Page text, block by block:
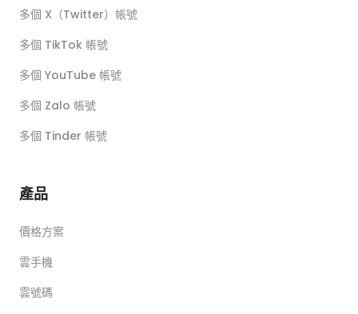
多個 X（Twitter）帳號
多個 TikTok 帳號
多個 YouTube 帳號
多個 Zalo 帳號
多個 Tinder 帳號
產品
價格方案
雲手機
雲號碼